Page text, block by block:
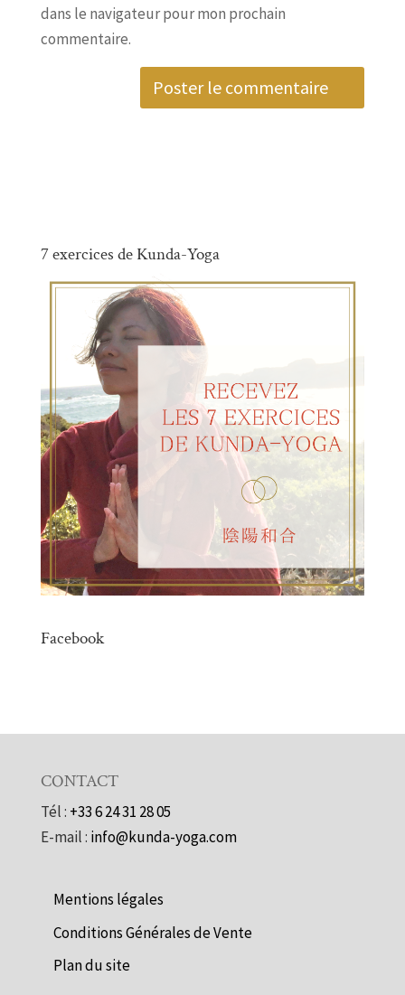
dans le navigateur pour mon prochain
commentaire.
7 exercices de Kunda-Yoga
Facebook
CONTACT
Tél : +33 6 24 31 28 05
E-mail : info@kunda-yoga.com
Mentions légales
Conditions Générales de Vente
Plan du site